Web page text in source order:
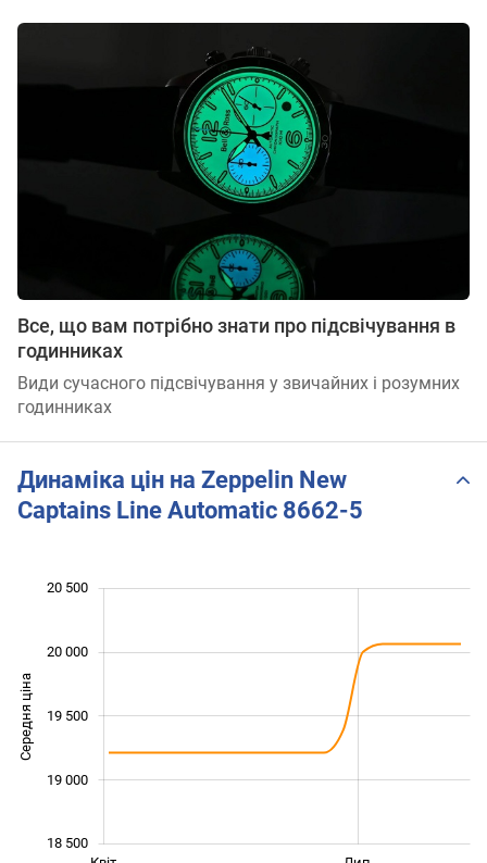
Все, що вам потрібно знати про підсвічування в
годинниках
Види сучасного підсвічування у звичайних і розумних
годинниках
Динаміка цін на Zeppelin New
Captains Line Automatic 8662-5
Середня ціна 18 600
19 000
20 500
20 000
19 500
18 500